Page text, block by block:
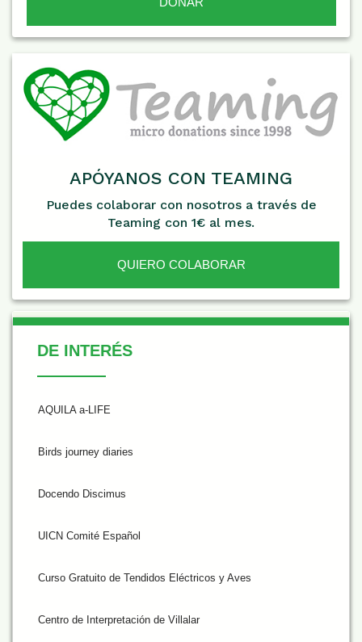
APÓYANOS CON TEAMING
Puedes colaborar con nosotros a través de
Teaming con 1€ al mes.
QUIERO COLABORAR
De Interés
DE INTERÉS
AQUILA a-LIFE
Birds journey diaries
Docendo Discimus
UICN Comité Español
Curso Gratuito de Tendidos Eléctricos y Aves
Centro de Interpretación de Villalar